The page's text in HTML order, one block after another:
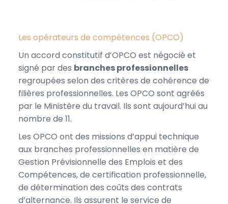
Les opérateurs de compétences (OPCO)
Un accord constitutif d’OPCO est négocié et
signé par des branches professionnelles
regroupées selon des critères de cohérence de
filières professionnelles. Les OPCO sont agréés
par le Ministère du travail. Ils sont aujourd’hui au
nombre de 11.
Les OPCO ont des missions d’appui technique
aux branches professionnelles en matière de
Gestion Prévisionnelle des Emplois et des
Compétences, de certification professionnelle,
de détermination des coûts des contrats
d’alternance. Ils assurent le service de